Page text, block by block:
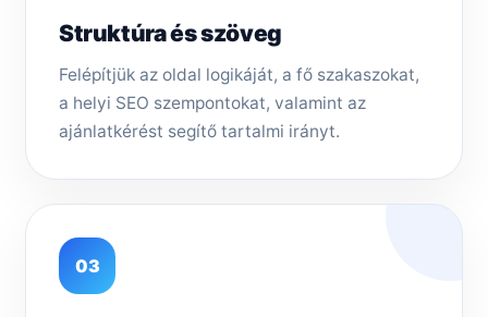
Struktúra és szöveg
Felépítjük az oldal logikáját, a fő szakaszokat,
a helyi SEO szempontokat, valamint az
ajánlatkérést segítő tartalmi irányt.
03